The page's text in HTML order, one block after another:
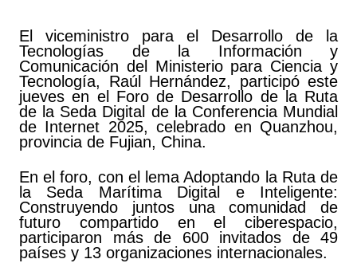
El viceministro para el Desarrollo de la
Tecnologías de la Información y
Comunicación del Ministerio para Ciencia y
Tecnología, Raúl Hernández, participó este
jueves en el Foro de Desarrollo de la Ruta
de la Seda Digital de la Conferencia Mundial
de Internet 2025, celebrado en Quanzhou,
provincia de Fujian, China.
En el foro, con el lema Adoptando la Ruta de
la Seda Marítima Digital e Inteligente:
Construyendo juntos una comunidad de
futuro compartido en el ciberespacio,
participaron más de 600 invitados de 49
países y 13 organizaciones internacionales.